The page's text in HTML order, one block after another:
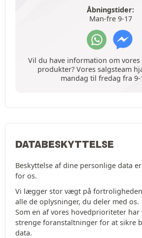
Åbningstider:
Man-fre 9-17
Vil du have information om
produkter? Vores salgsteam
mandag til fredag fra 9-
DATABESKYTTELSE
Beskyttelse af dine personlige data
for os.
Vi lægger stor vægt på
alle de oplysninger, du deler med os.
Som en af vores hovedprioriteter
strenge foranstaltninger for at sikre
data.